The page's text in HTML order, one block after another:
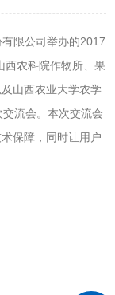
限公司举办的2017
西农科院作物所、果
山西农业大学农学
流会。本次交流会
保障，同时让用户